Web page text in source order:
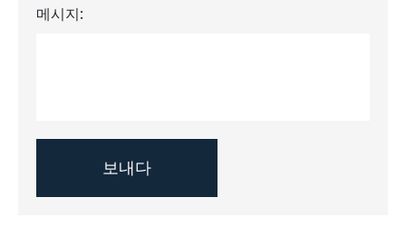
메시지: